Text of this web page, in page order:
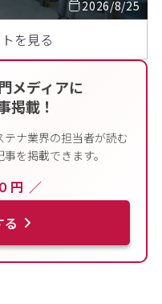
メディアに
掲載！
ナ業界の担当者が読む
を掲載できます。
円 ／
る
2026/8/25
を見る